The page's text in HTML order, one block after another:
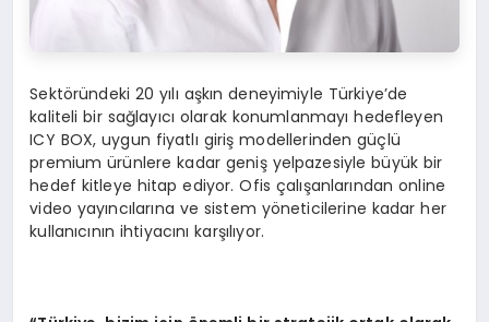
Sektöründeki 20 yılı aşkın deneyimiyle Türkiye’de
kaliteli bir sağlayıcı olarak konumlanmayı hedefleyen
ICY BOX, uygun fiyatlı giriş modellerinden güçlü
premium ürünlere kadar geniş yelpazesiyle büyük bir
hedef kitleye hitap ediyor. Ofis çalışanlarından online
video yayıncılarına ve sistem yöneticilerine kadar her
kullanıcının ihtiyacını karşılıyor.